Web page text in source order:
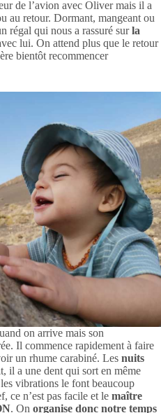
de l’avion avec Oliver mais il a
au retour. Dormant, mangeant ou
régal qui nous a rassuré surla
lui. On attend plus que le retour
bientôt recommencer
on arrive mais son
Il commence rapidement à faire
un rhume carabiné. Les nuits
il a une dent qui sort en même
vibrations le font beaucoup
ce n’est pas facile et le maître
. On organise donc notre temps